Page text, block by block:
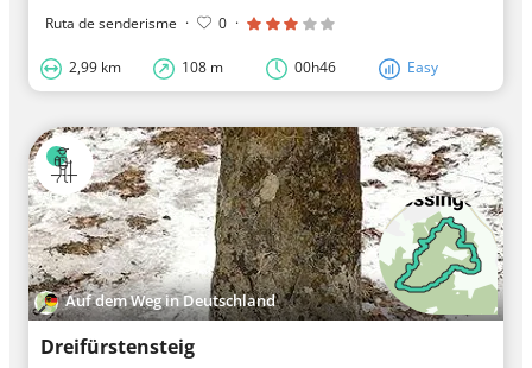
Ruta de senderisme · 0 ·
2,99 km 108 m 00h46 Easy
Auf dem Weg in Deutschland
Dreifürstensteig